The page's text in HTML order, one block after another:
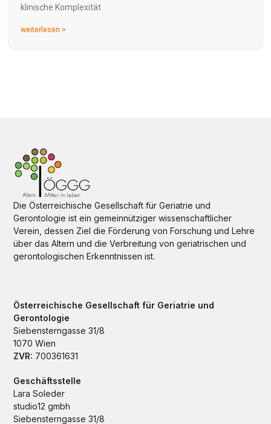
klinische Komplexität
weiterlesen >
Die Österreichische Gesellschaft für Geriatrie und
Gerontologie ist ein gemeinnütziger wissenschaftlicher
Verein, dessen Ziel die Förderung von Forschung und Lehre
über das Altern und die Verbreitung von geriatrischen und
gerontologischen Erkenntnissen ist.
Österreichische Gesellschaft für Geriatrie und
Gerontologie
Siebensterngasse 31/8
1070 Wien
ZVR: 700361631
Geschäftsstelle
Lara Soleder
studio12 gmbh
Siebensterngasse 31/8